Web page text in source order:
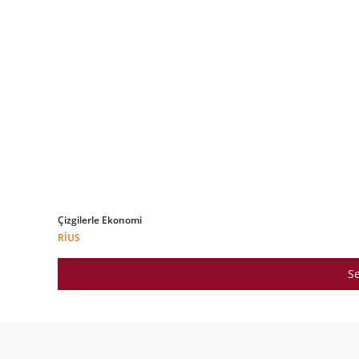
Çizgilerle Ekonomi
RIUS